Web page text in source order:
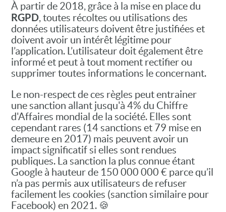
À partir de 2018, grâce à la mise en place du
RGPD, toutes récoltes ou utilisations des
données utilisateurs doivent être justifiées et
doivent avoir un intérêt légitime pour
l’application. L’utilisateur doit également être
informé et peut à tout moment rectifier ou
supprimer toutes informations le concernant.
Le non-respect de ces règles peut entrainer
une sanction allant jusqu'à 4% du Chiffre
d'Affaires mondial de la société. Elles sont
cependant rares (14 sanctions et 79 mise en
demeure en 2017) mais peuvent avoir un
impact significatif si elles sont rendues
publiques. La sanction la plus connue étant
Google à hauteur de 150 000 000 € parce qu’il
n’a pas permis aux utilisateurs de refuser
facilement les cookies (sanction similaire pour
Facebook) en 2021. 🍪